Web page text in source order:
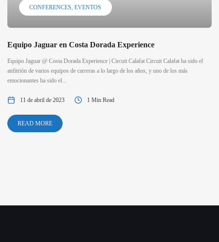
CONFERENCES EVENTOS
Equipo Jaguar en Costa Dorada Experience
Equipo Jaguar @ Costa Dorada Experience | Circuit Calafat Circuit Calafat ha sido el
anfitrión de varios equipos de carreras a lo largo de los años, y uno de los más
emocionantes ha sido el...
11 de abril de 2023 1 Min Read
READ MORE